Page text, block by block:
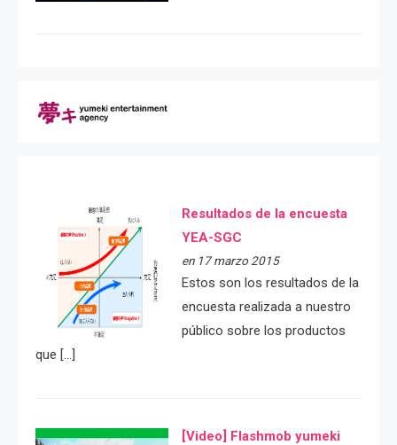
Resultados de la encuesta
YEA-SGC
en 17 marzo 2015
Estos son los resultados de la
encuesta realizada a nuestro
público sobre los productos
que […]
[Video] Flashmob yumeki